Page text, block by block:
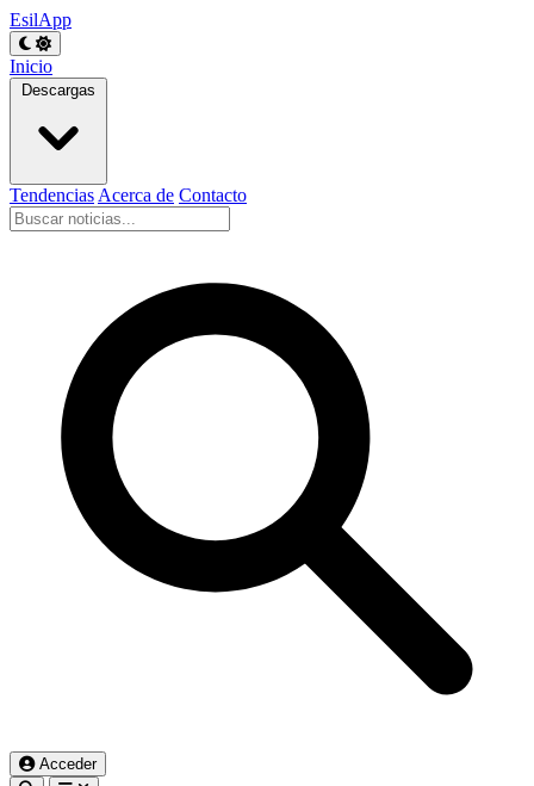
EsilApp
Inicio
Descargas
Tendencias Acerca de Contacto
Acceder